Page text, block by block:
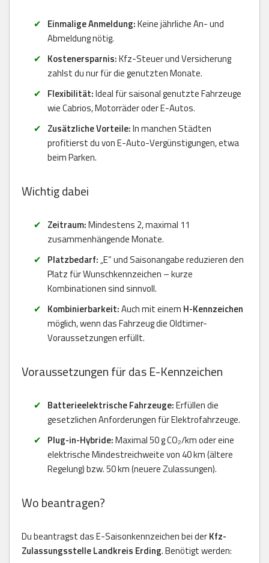
Einmalige Anmeldung:Keine jährliche An- und
Abmeldung nötig.
Kostenersparnis:Kfz-Steuer und Versicherung
zahlst du nur für die genutzten Monate.
Flexibilität:Ideal für saisonal genutzte Fahrzeuge
wie Cabrios, Motorräder oder E-Autos.
Zusätzliche Vorteile:In manchen Städten
profitierst du von E-Auto-Vergünstigungen, etwa
beim Parken.
Wichtig dabei
Zeitraum:Mindestens 2, maximal 11
zusammenhängende Monate.
Platzbedarf:„E“ und Saisonangabe reduzieren den
Platz für Wunschkennzeichen – kurze
Kombinationen sind sinnvoll.
Kombinierbarkeit:Auch mit einem H-Kennzeichen
möglich, wenn das Fahrzeug die Oldtimer-
Voraussetzungen erfüllt.
Voraussetzungen für das E-Kennzeichen
Batterieelektrische Fahrzeuge:Erfüllen die
gesetzlichen Anforderungen für Elektrofahrzeuge.
Plug-in-Hybride:Maximal 50 g CO₂/km oder eine
elektrische Mindestreichweite von 40 km (ältere
Regelung) bzw. 50 km (neuere Zulassungen).
Wo beantragen?
Du beantragst das E-Saisonkennzeichen bei derKfz-
Zulassungsstelle Landkreis Erding. Benötigt werden: